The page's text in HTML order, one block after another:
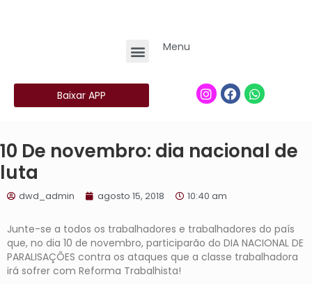
Menu
Baixar APP
10 De novembro: dia nacional de
luta
dwd_admin agosto 15, 2018 10:40 am
Junte-se a todos os trabalhadores e trabalhadores do país
que, no dia 10 de novembro, participarão do DIA NACIONAL DE
PARALISAÇÕES contra os ataques que a classe trabalhadora
irá sofrer com Reforma Trabalhista!